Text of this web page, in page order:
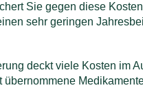
Sie gegen diese
sehr geringen
deckt viele Kosten im